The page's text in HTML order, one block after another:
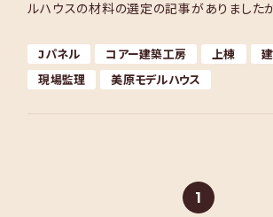
ルハウスの材料の選定の記事がありました
Jパネル コアー建築工房 上棟
現場監理
美原モデルハウス
1